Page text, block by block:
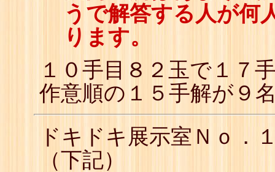
うで解答する人が何
ります。
１０手目８２玉で１７
作意順の１５手解が９
ドキドキ展示室Ｎｏ
（下記）